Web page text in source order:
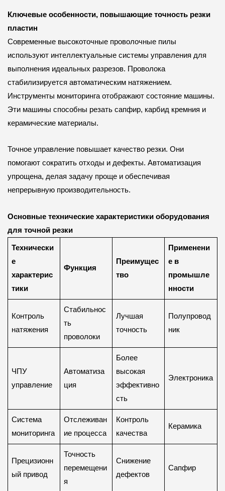
Ключевые особенности, повышающие точность резки
пластин
Современные высокоточные проволочные пилы
используют интеллектуальные системы управления для
выполнения идеальных разрезов. Проволока
стабилизируется автоматическим натяжением.
Инструменты мониторинга отображают состояние машины.
Эти машины способны резать сапфир, карбид кремния и
керамические материалы.
Точное управление повышает качество резки. Они
помогают сократить отходы и дефекты. Автоматизация
упрощена, делая задачу проще и обеспечивая
непрерывную производительность.
Основные технические характеристики оборудования
для точной резки
Технически
е
характерис
тики
Функция
Преимущес
тво
Применени
е в
промышле
нности
Контроль
натяжения
Стабильнос
ть
проволоки
Лучшая
точность
Полупровод
ник
ЧПУ
управление
Автоматиза
ция
Более
высокая
эффективно
сть
Электроника
Система
мониторинга
Отслеживан
ие процесса
Контроль
качества
Керамика
Прецизионн
ый привод
Точность
перемещени
я
Снижение
дефектов
Сапфир